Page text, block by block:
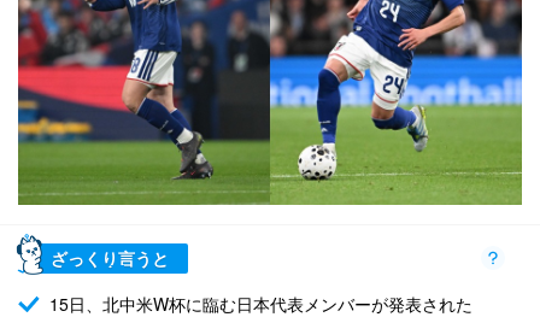
ざっくり言うと
15日、北中米W杯に臨む日本代表メンバーが発表された